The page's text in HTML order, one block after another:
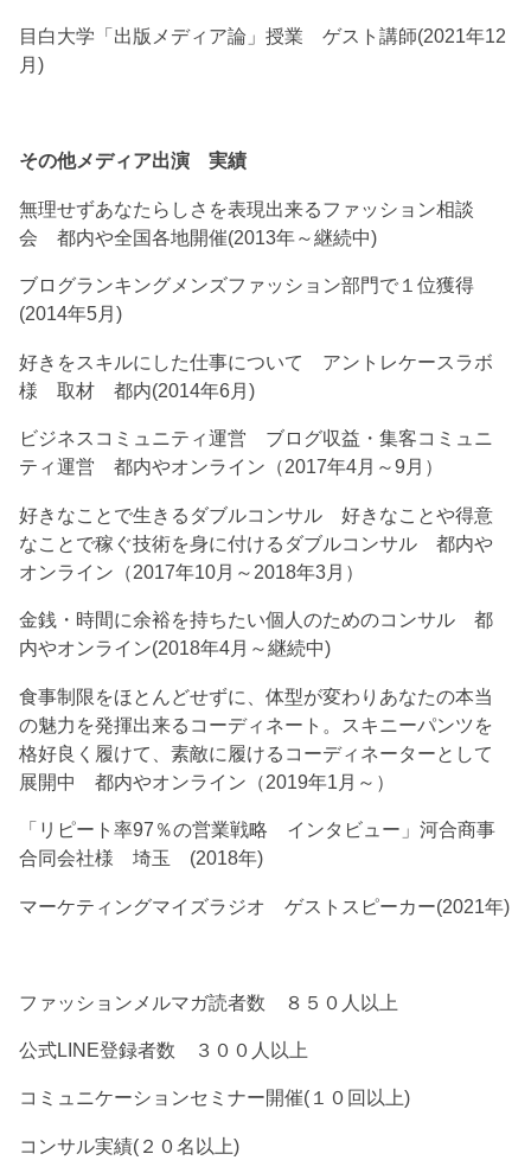
目白大学「出版メディア論」授業 ゲスト講師(2021年12
月)
その他メディア出演 実績
無理せずあなたらしさを表現出来るファッション相談
会 都内や全国各地開催(2013年～継続中)
ブログランキングメンズファッション部門で１位獲得
(2014年5月)
好きをスキルにした仕事について アントレケースラボ
様 取材 都内(2014年6月)
ビジネスコミュニティ運営 ブログ収益・集客コミュニ
ティ運営 都内やオンライン（2017年4月～9月）
好きなことで生きるダブルコンサル 好きなことや得意
なことで稼ぐ技術を身に付けるダブルコンサル 都内や
オンライン（2017年10月～2018年3月）
金銭・時間に余裕を持ちたい個人のためのコンサル 都
内やオンライン(2018年4月～継続中)
食事制限をほとんどせずに、体型が変わりあなたの本当
の魅力を発揮出来るコーディネート。スキニーパンツを
格好良く履けて、素敵に履けるコーディネーターとして
展開中 都内やオンライン（2019年1月～）
「リピート率97％の営業戦略 インタビュー」河合商事
合同会社様 埼玉 (2018年)
マーケティングマイズラジオ ゲストスピーカー(2021年)
ファッションメルマガ読者数 ８５０人以上
公式LINE登録者数 ３００人以上
コミュニケーションセミナー開催(１０回以上)
コンサル実績(２０名以上)